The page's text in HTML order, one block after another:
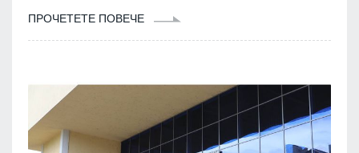
ПРОЧЕТЕТЕ ПОВЕЧЕ